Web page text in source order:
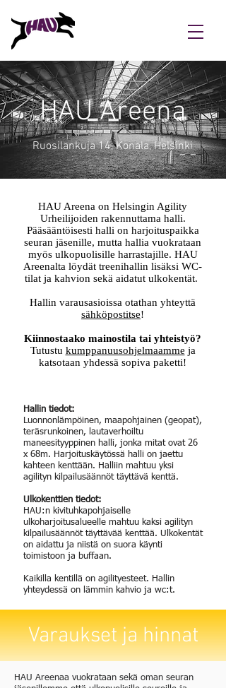
HAU Areena
Ruosilankuja 14, Konala, Helsinki
HAU Areena on Helsingin Agility
Urheilijoiden rakennuttama halli.
Pääsääntöisesti halli on harjoituspaikka
seuran jäsenille, mutta hallia vuokrataan
myös ulkopuolisille harrastajille. HAU
Areenalta löydät treenihallin lisäksi WC-
tilat ja kahvion sekä aidatut ulkokentät.
Hallin varausasioissa otathan yhteyttä
sähköpostitse!
Kiinnostaako mainostila tai yhteistyö?
Tutustu kumppanuusohjelmaamme ja
katsotaan yhdessä sopiva paketti!
Hallin tiedot:
Luonnonlämpöinen, maapohjainen (geopat),
teräsrunkoinen,
lautaverhoiltu
maneesityyppinen halli, jonka mitat ovat 26
x 68m. Harjoituskäytössä halli on jaettu
kahteen kenttään. Halliin mahtuu yksi
agilityn kilpailusäännöt täyttävä kenttä.
Ulkokenttien tiedot:
HAU:n kivituhkapohjaiselle
ulkoharjoitusalueelle mahtuu kaksi agilityn
kilpailusäännöt täyttävää kenttää. Ulkokentät
on aidattu ja niistä on suora käynti
toimistoon ja buffaan.
Kaikilla kentillä on agilityesteet. Hallin
yhteydessä on lämmin kahvio ja wc:t.
Varaukset ja hinnat
HAU Areenaa vuokrataan sekä oman seuran